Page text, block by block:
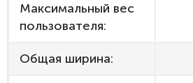
Максимальный вес
пользователя:
Общая ширина: